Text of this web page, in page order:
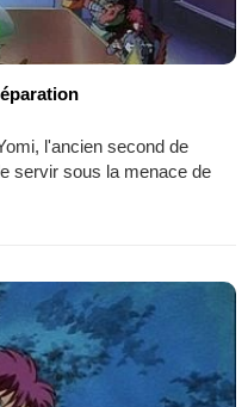
l'ancien second de
servir sous la menace de